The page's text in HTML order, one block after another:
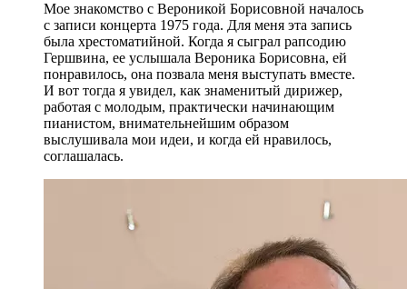
Мое знакомство с Вероникой Борисовной началось
с записи концерта 1975 года. Для меня эта запись
была хрестоматийной. Когда я сыграл рапсодию
Гершвина, ее услышала Вероника Борисовна, ей
понравилось, она позвала меня выступать вместе.
И вот тогда я увидел, как знаменитый дирижер,
работая с молодым, практически начинающим
пианистом, внимательнейшим образом
выслушивала мои идеи, и когда ей нравилось,
соглашалась.